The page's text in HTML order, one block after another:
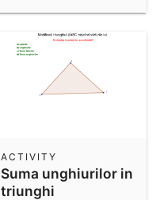
Suma unghiurilor in
triunghi
ACTIVITY